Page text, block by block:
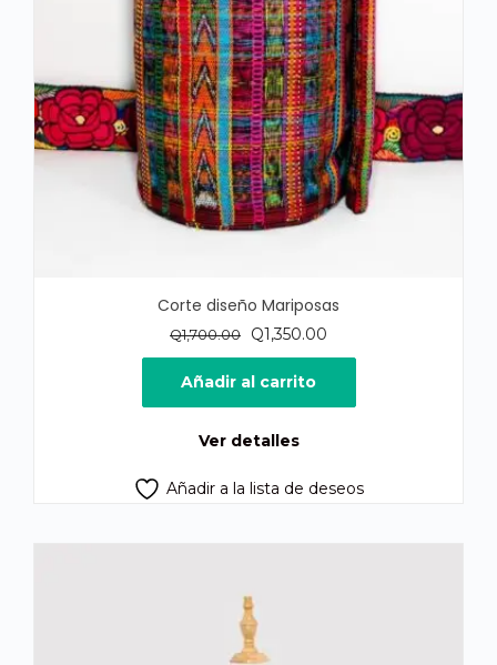
Corte diseño Mariposas
Q1,700.00
El
precio
original
era:
Q1,350.00
precio
es:
Añadir al carrito
Ver detalles
Añadir a la lista de deseos